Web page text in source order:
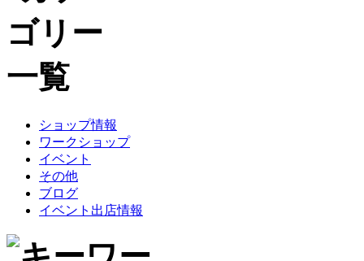
ショップ情報
ワークショップ
イベント
その他
ブログ
イベント出店情報